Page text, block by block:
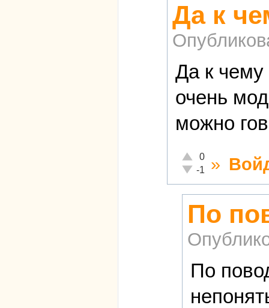
Да к
Да к чему
очень
можно
Отлично!
0
Неадекватно!
-1 »
По
По